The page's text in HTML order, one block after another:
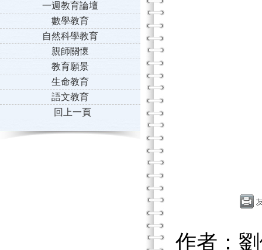
一週教育論壇
數學教育
自然科學教育
親師關懷
教育願景
生命教育
語文教育
回上一頁
作者：